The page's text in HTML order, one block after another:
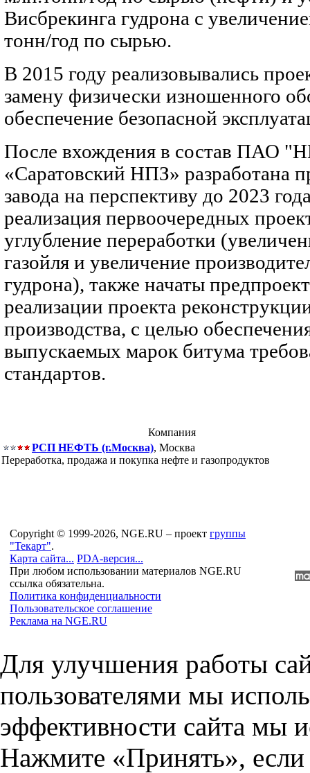
Висбрекинга гудрона с
тонн/год по сырью.
В 2015 году реализовывались
замену физически изношенного
обеспечение безопасной
После вхождения в состав ПАО
«Саратовский НПЗ» разработана
завода на перспективу до 2023
реализация первоочередных
углубление переработки
газойля и увеличение
гудрона), также начаты
реализации проекта
производства, с целью
выпускаемых марок битума
стандартов.
Компания
РСП НЕФТЬ (г.Москва), Москва
Переработка, продажа и покупка нефте и газопродуктов
Copyright © 1999-2026, NGE.RU – проект группы
"Текарт".
Карта сайта... PDA-версия...
При любом использовании материалов NGE.RU
ссылка обязательна.
Политика конфиденциальности
Пользовательское соглашение
Реклама на NGE.RU
Для улучшения работы
пользователями мы
эффективности сайта мы
Нажмите «Принять», если